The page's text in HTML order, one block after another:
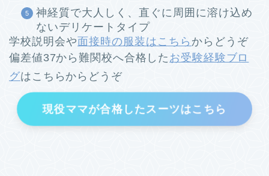
神経質で大人しく、直ぐに周囲に溶け込め
ないデリケートタイプ
学校説明会や面接時の服装はこちら からどうぞ
偏差値37から難関校へ合格した お受験経験ブロ
グはこちらからどうぞ
現役ママが合格したスーツはこちら